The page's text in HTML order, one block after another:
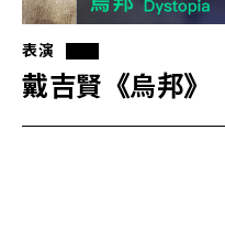
表演
戴吉賢《烏邦》